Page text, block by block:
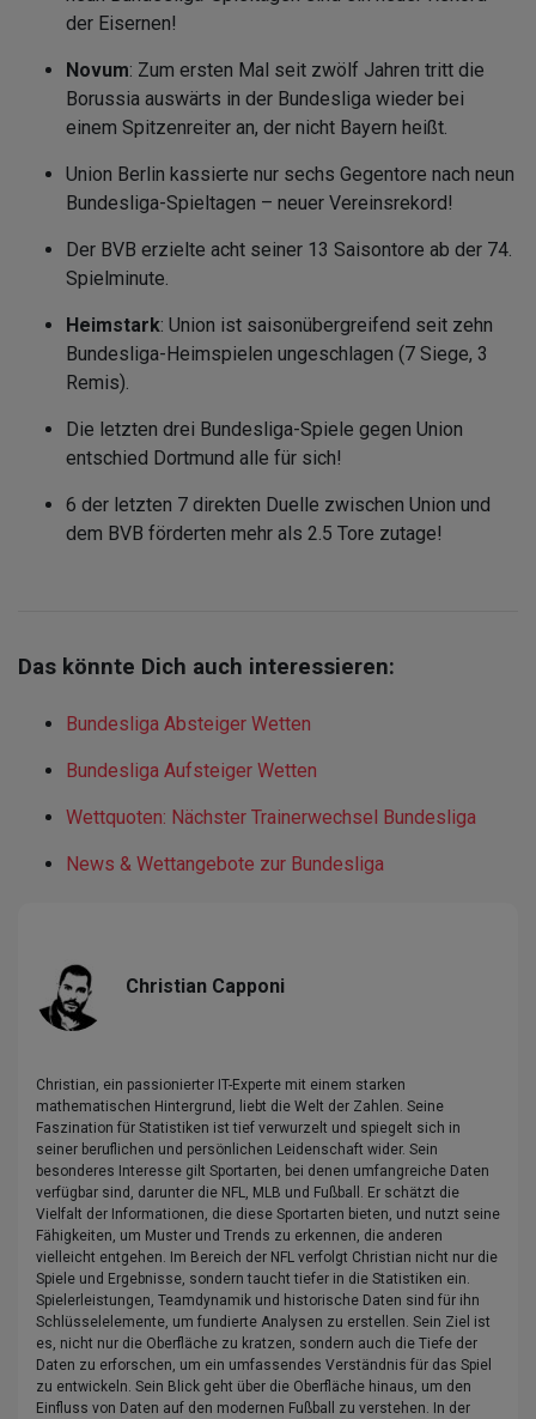
der Eisernen!
Novum: Zum ersten Mal seit zwölf Jahren tritt die
Borussia auswärts in der Bundesliga wieder bei
einem Spitzenreiter an, der nicht Bayern heißt.
Union Berlin kassierte nur sechs Gegentore nach neun
Bundesliga-Spieltagen – neuer Vereinsrekord!
Der BVB erzielte acht seiner 13 Saisontore ab der 74.
Spielminute.
Heimstark: Union ist saisonübergreifend seit zehn
Bundesliga-Heimspielen ungeschlagen (7 Siege, 3
Remis).
Die letzten drei Bundesliga-Spiele gegen Union
entschied Dortmund alle für sich!
6 der letzten 7 direkten Duelle zwischen Union und
dem BVB förderten mehr als 2.5 Tore zutage!
Das könnte Dich auch interessieren:
Bundesliga Absteiger Wetten
Bundesliga Aufsteiger Wetten
Wettquoten: Nächster Trainerwechsel Bundesliga
News & Wettangebote zur Bundesliga
Christian Capponi
Christian, ein passionierter IT-Experte mit einem starken
mathematischen Hintergrund, liebt die Welt der Zahlen. Seine
Faszination für Statistiken ist tief verwurzelt und spiegelt sich in
seiner beruflichen und persönlichen Leidenschaft wider. Sein
besonderes Interesse gilt Sportarten, bei denen umfangreiche Daten
verfügbar sind, darunter die NFL, MLB und Fußball. Er schätzt die
Vielfalt der Informationen, die diese Sportarten bieten, und nutzt seine
Fähigkeiten, um Muster und Trends zu erkennen, die anderen
vielleicht entgehen. Im Bereich der NFL verfolgt Christian nicht nur die
Spiele und Ergebnisse, sondern taucht tiefer in die Statistiken ein.
Spielerleistungen, Teamdynamik und historische Daten sind für ihn
Schlüsselelemente, um fundierte Analysen zu erstellen. Sein Ziel ist
es, nicht nur die Oberfläche zu kratzen, sondern auch die Tiefe der
Daten zu erforschen, um ein umfassendes Verständnis für das Spiel
zu entwickeln. Sein Blick geht über die Oberfläche hinaus, um den
Einfluss von Daten auf den modernen Fußball zu verstehen. In der